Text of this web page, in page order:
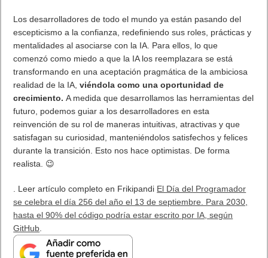
Los desarrolladores de todo el mundo ya están pasando del
escepticismo a la confianza, redefiniendo sus roles, prácticas y
mentalidades al asociarse con la IA. Para ellos, lo que
comenzó como miedo a que la IA los reemplazara se está
transformando en una aceptación pragmática de la ambiciosa
realidad de la IA,viéndola como una oportunidad de
crecimiento. A medida que desarrollamos las herramientas del
futuro, podemos guiar a los desarrolladores en esta
reinvención de su rol de maneras intuitivas, atractivas y que
satisfagan su curiosidad, manteniéndolos satisfechos y felices
durante la transición. Esto nos hace optimistas. De forma
realista. 😉
. Leer artículo completo en Frikipandi El Día del Programador
se celebra el día 256 del año el 13 de septiembre. Para 2030,
hasta el 90% del código podría estar escrito por IA, según
GitHub.